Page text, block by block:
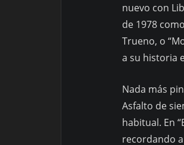
nuevo con
de 1978
Trueno, o
a su historia
Nada más
Asfalto de
habitual. En
recordando